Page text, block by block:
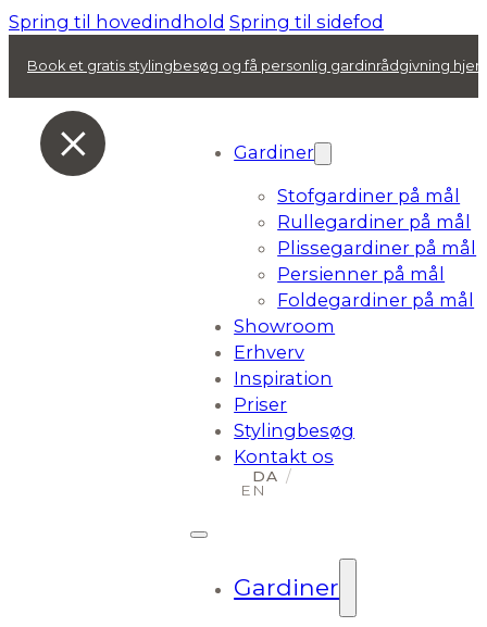
Spring til hovedindhold Spring til sidefod
Book et gratis stylingbesøg og få personlig gardinrådgivning
Gardiner
Stofgardiner på mål
Rullegardiner på mål
Plissegardiner på mål
Persienner på mål
Foldegardiner på mål
Showroom
Erhverv
Inspiration
Priser
Stylingbesøg
Kontakt os
Gardiner